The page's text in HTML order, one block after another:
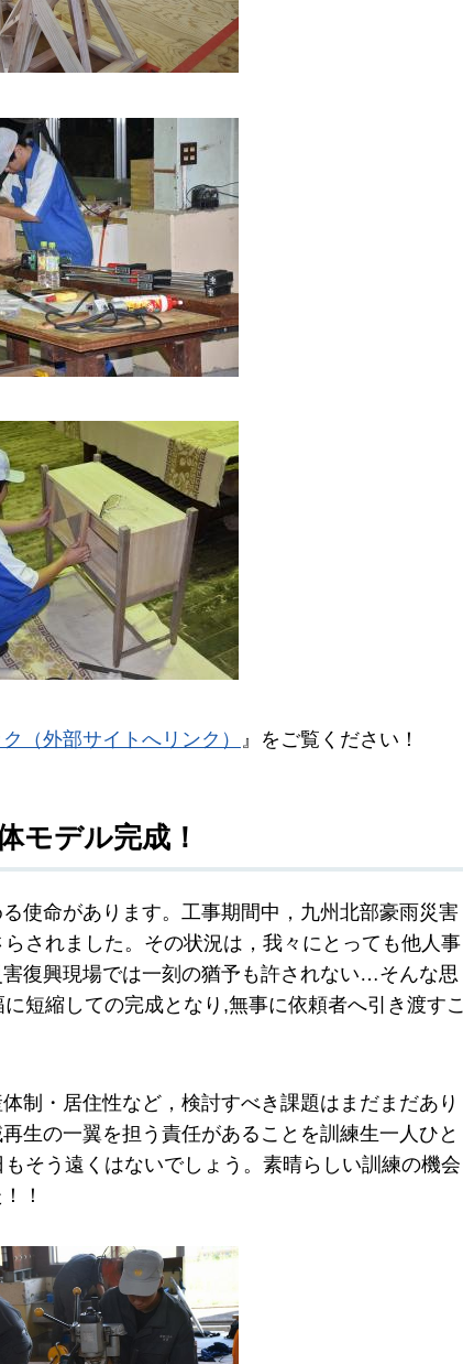
（外部サイトへリンク） 』をご覧ください！
モデル完成！
使命があります。工事期間中，九州北部豪雨災害
されました。その状況は，我々にとっても他人事
復興現場では一刻の猶予も許されない…そんな思
短縮しての完成となり,無事に依頼者へ引き渡すこ
制・居住性など，検討すべき課題はまだまだあり
生の一翼を担う責任があることを訓練生一人ひと
そう遠くはないでしょう。素晴らしい訓練の機会
！